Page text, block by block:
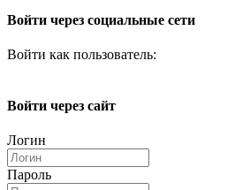
Войти через социальные сети
Войти как пользователь:
Войти через сайт
Логин
Пароль